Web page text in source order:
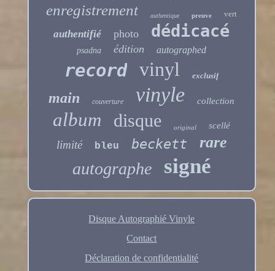
enregistrement authentique preuve vert
authentifié photo dédicacé
psadna édition autographed
record vinyl exclusif
main couverture vinyle collection
album disque original scellé
limité bleu beckett rare
autographe signé
Disque Autographié Vinyle
Contact
Déclaration de confidentialité